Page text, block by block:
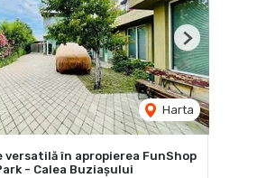
Harta
Next
în apropierea FunShop
- Calea Buziaşului